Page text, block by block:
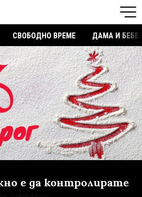
СВОБОДНО ВРЕМЕ ДАМА И БЕБЕ
е да контролирате